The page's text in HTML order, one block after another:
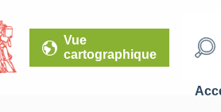
Vue
cartographique